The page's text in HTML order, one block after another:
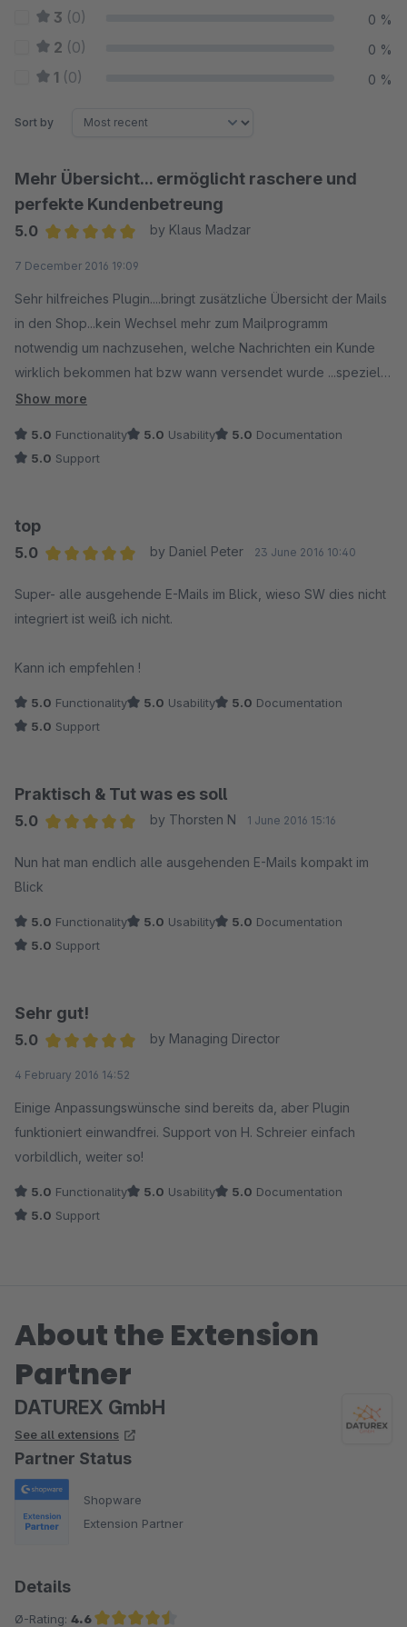
3 (0) 0 %
2 (0) 0 %
1 (0) 0 %
Sort by
Mehr Übersicht... ermöglicht raschere und
perfekte Kundenbetreung
5.0
by Klaus Madzar
7 December 2016 19:09
Sehr hilfreiches Plugin....bringt zusätzliche Übersicht der Mails
in den Shop...kein Wechsel mehr zum Mailprogramm
notwendig um nachzusehen, welche Nachrichten ein Kunde
wirklich bekommen hat bzw wann versendet wurde ...speziell
bei "Reklamationen" und "Nachfragen" von Kunden deren
sagen, wann es versendet wurde.
Hier würde ich mir noch die Funktion, bzw. einen Button
technisch möglich ist...., denke das würde gut zum Plugin
passen. Aber schon jetzt 10 Sterne, da der Entwickler rasch
Support, toller Entwickler...habe nicht nur ein Plugin von dieser
Firma, somit kann ich das wirklich bestätigen, hier ist man gut
Show more
5.0 Functionality 5.0 Usability 5.0 Documentation
5.0 Support
top
5.0
by Daniel Peter 23 June 2016 10:40
Super- alle ausgehende E-Mails im Blick, wieso SW dies nicht
integriert ist weiß ich nicht.
Kann ich empfehlen !
5.0 Functionality 5.0 Usability 5.0 Documentation
5.0 Support
Praktisch & Tut was es soll
5.0
by Thorsten N 1 June 2016 15:16
Nun hat man endlich alle ausgehenden E-Mails kompakt im
Blick
5.0 Functionality 5.0 Usability 5.0 Documentation
5.0 Support
Sehr gut!
5.0
by Managing Director
4 February 2016 14:52
Einige Anpassungswünsche sind bereits da, aber Plugin
funktioniert einwandfrei. Support von H. Schreier einfach
vorbildlich, weiter so!
5.0 Functionality 5.0 Usability 5.0 Documentation
5.0 Support
About the Extension
Partner
DATUREX GmbH
See all extensions
Partner Status
Shopware
Extension Partner
Details
Ø-Rating: 4.6